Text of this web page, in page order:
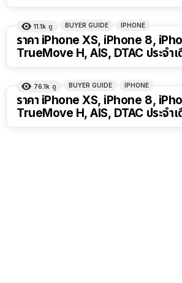
11.1k ดู BUYER GUIDE IPHONE
ราคา iPhone XS, iPhone 8,
TrueMove H, AIS, DTAC ประจำ
76.1k ดู BUYER GUIDE IPHONE
ราคา iPhone XS, iPhone 8,
TrueMove H, AIS, DTAC ประจำ